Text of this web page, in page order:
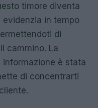
timore diventa
evidenzia in tempo
di
cammino. La
è stata
di concentrarti